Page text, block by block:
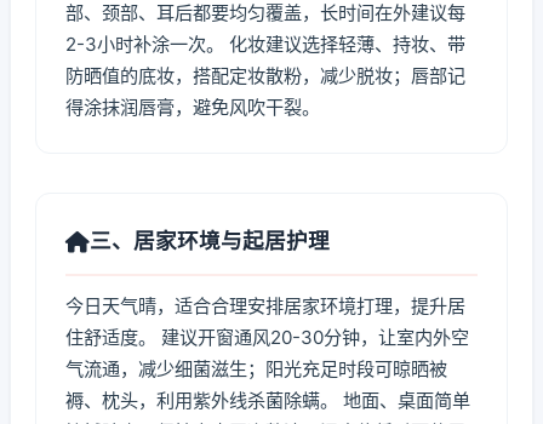
部、颈部、耳后都要均匀覆盖，长时间在外建议每
2-3小时补涂一次。 化妆建议选择轻薄、持妆、带
防晒值的底妆，搭配定妆散粉，减少脱妆；唇部记
得涂抹润唇膏，避免风吹干裂。
三、居家环境与起居护理
今日天气晴，适合合理安排居家环境打理，提升居
住舒适度。 建议开窗通风20-30分钟，让室内外空
气流通，减少细菌滋生；阳光充足时段可晾晒被
褥、枕头，利用紫外线杀菌除螨。 地面、桌面简单